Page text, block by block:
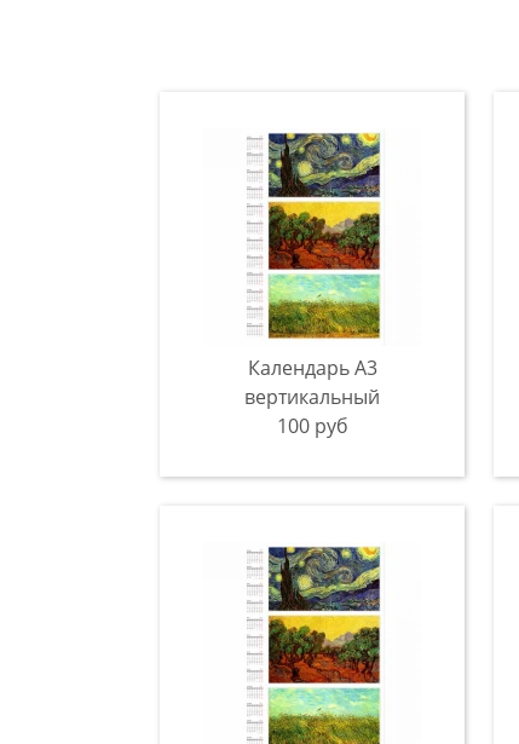
Календарь А3
вертикальный
100 руб